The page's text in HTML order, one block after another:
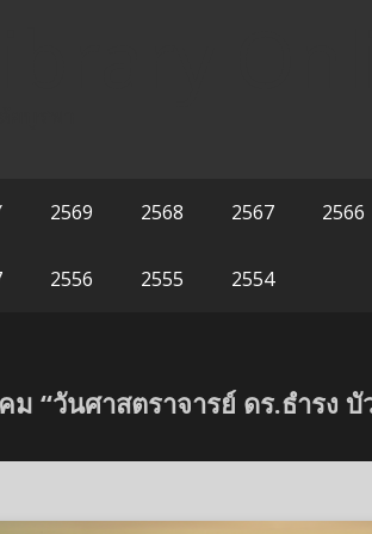
2569 2568 2567 2566
2556 2555 2554
“วันศาสตราจารย์ ดร.ธำรง บั